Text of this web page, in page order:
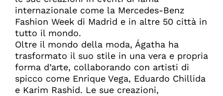
internazionale come la Mercedes-Benz
Fashion Week di Madrid e in altre 50 città in
tutto il mondo.
Oltre il mondo della moda, Ágatha ha
trasformato il suo stile in una vera e propria
forma d’arte, collaborando con artisti di
spicco come Enrique Vega, Eduardo Chillida
e Karim Rashid. Le sue creazioni,